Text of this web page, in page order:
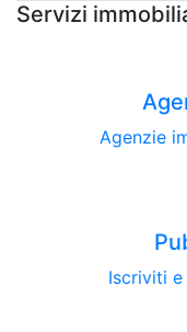
Servizi
Agenzie
Iscriviti